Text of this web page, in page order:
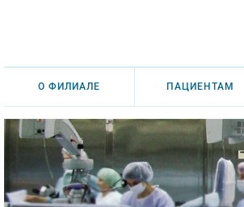
О ФИЛИАЛЕ ПАЦИЕНТАМ